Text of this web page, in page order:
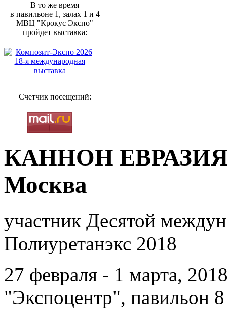
В то же время
в павильоне 1, залах 1 и 4
МВЦ "Крокус Экспо"
пройдет выставка:
Счетчик посещений:
КАННОН
Москва
участник Десятой
Полиуретанэкс 2018
27 февраля - 1 марта,
"Экспоцентр", павильон 8